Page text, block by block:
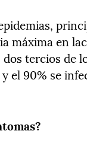
máxima en
tercios de
el 90% se